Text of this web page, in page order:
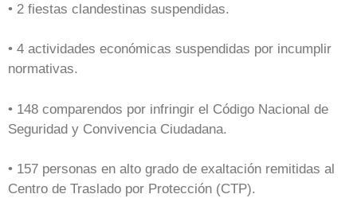
• 2 fiestas clandestinas suspendidas.
• 4 actividades económicas suspendidas por incumplir
normativas.
• 148 comparendos por infringir el Código Nacional de
Seguridad y Convivencia Ciudadana.
• 157 personas en alto grado de exaltación remitidas al
Centro de Traslado por Protección (CTP).